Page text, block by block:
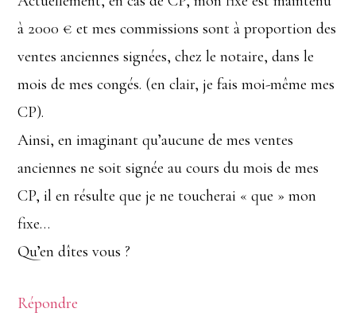
à 2000 € et mes commissions sont à proportion des
ventes anciennes signées, chez le notaire, dans le
mois de mes congés. (en clair, je fais moi-même mes
CP).
Ainsi, en imaginant qu’aucune de mes ventes
anciennes ne soit signée au cours du mois de mes
CP, il en résulte que je ne toucherai « que » mon
fixe…
Qu’en dîtes vous ?
Répondre